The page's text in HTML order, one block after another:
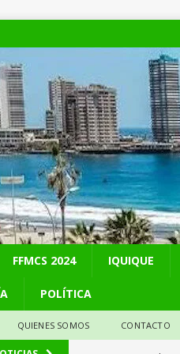
FFMCS 2024 IQUIQUE
POLÍTICA
QUIENES SOMOS CONTACTO